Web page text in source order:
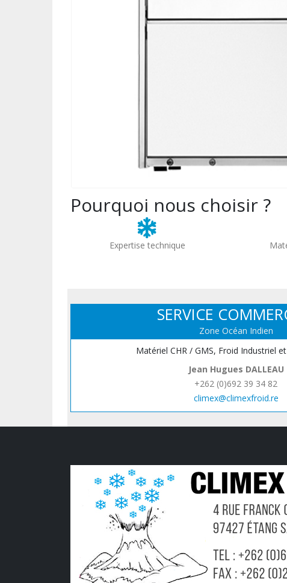
Pourquoi nous choisir ?
Expertise technique
SERVICE
Zone Océan Indien
Matériel CHR / GMS, Froid Industriel
Jean Hugues DALLEAU
+262 (0)692 39 34 82
climex@climexfroid.re